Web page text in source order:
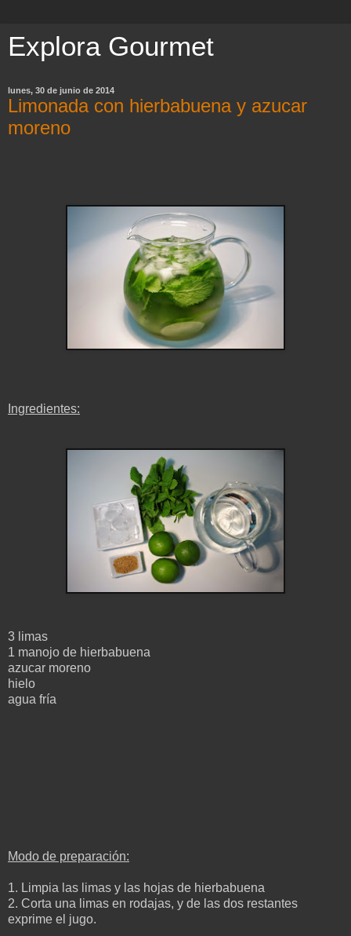
Explora Gourmet
lunes, 30 de junio de 2014
Limonada con hierbabuena y azucar
moreno
Ingredientes:
3 limas
1 manojo de hierbabuena
azucar moreno
hielo
agua fría
Modo de preparación:
1. Limpia las limas y las hojas de hierbabuena
2. Corta una limas en rodajas, y de las dos restantes
exprime el jugo.